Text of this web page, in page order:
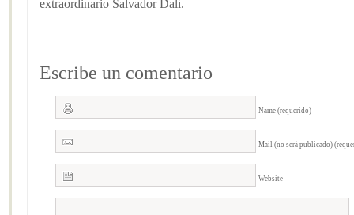
extraordinario Salvador Dalí.
Escribe un comentario
Name (requerido)
Mail (no será publicado)
Website